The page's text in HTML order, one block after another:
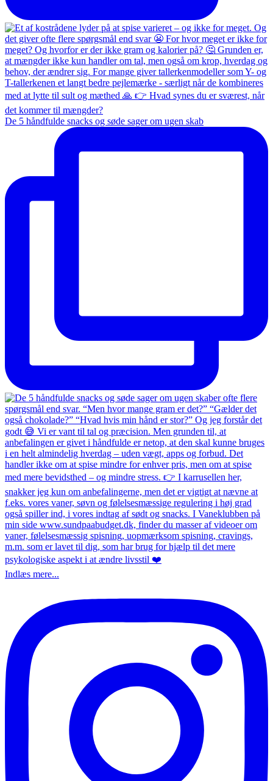
De 5 håndfulde snacks og søde sager om ugen skab
Indlæs mere...